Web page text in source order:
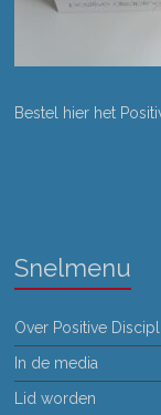
Bestel hier het
Snelmenu
Over Positive
In de media
Lid worden